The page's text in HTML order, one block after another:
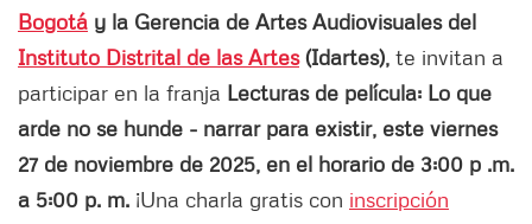
Bogotá y la Gerencia de Artes Audiovisuales del
Instituto Distrital de las Artes(Idartes), te invitan a
participar en la franja Lecturas de película: Lo que
arde no se hunde - narrar para existir, este viernes
27 de noviembre de 2025, en el horario de 3:00 p .m.
a 5:00 p. m. ¡Una charla gratis con inscripción